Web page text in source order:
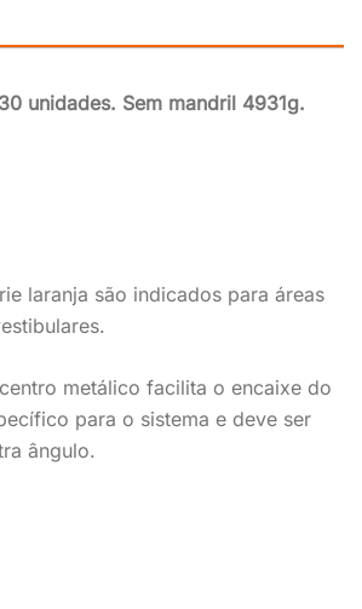
unidades. Sem mandril 4931g.
laranja são indicados para áreas
metálico facilita o encaixe do
para o sistema e deve ser
ângulo.